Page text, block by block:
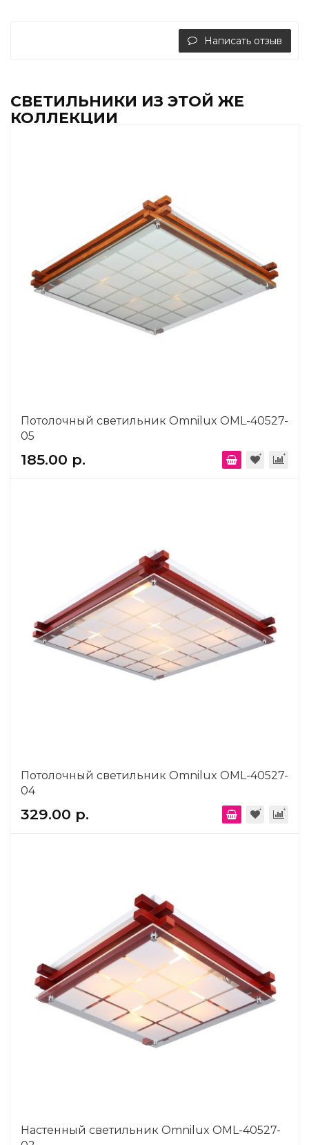
Написать отзыв
СВЕТИЛЬНИКИ ИЗ ЭТОЙ ЖЕ
КОЛЛЕКЦИИ
Потолочный светильник Omnilux OML-40527-
05
185.00 р.
Потолочный светильник Omnilux OML-40527-
04
329.00 р.
Настенный светильник Omnilux OML-40527-